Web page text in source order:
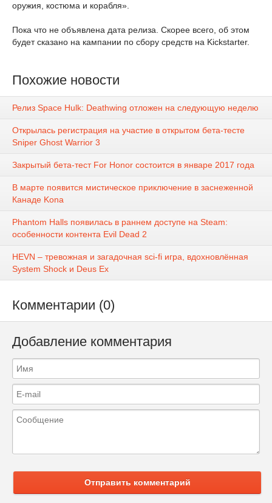
оружия, костюма и корабля».
Пока что не объявлена дата релиза. Скорее всего, об этом
будет сказано на кампании по сбору средств на Kickstarter.
Похожие новости
Релиз Space Hulk: Deathwing отложен на следующую неделю
Открылась регистрация на участие в открытом бета-тесте
Sniper Ghost Warrior 3
Закрытый бета-тест For Honor состоится в январе 2017 года
В марте появится мистическое приключение в заснеженной
Канаде Kona
Phantom Halls появилась в раннем доступе на Steam:
особенности контента Evil Dead 2
HEVN – тревожная и загадочная sci-fi игра, вдохновлённая
System Shock и Deus Ex
Комментарии (0)
Добавление комментария
Отправить комментарий